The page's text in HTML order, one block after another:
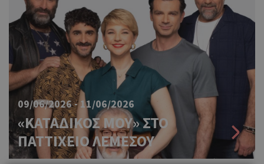
COLLECTIONS
STORIES
NEWS
09/06/2026 - 11/06/2026
«ΚΑΤΑΔΙΚΟΣ ΜΟΥ» ΣΤΟ
ΠΑΤΤΙΧΕΙΟ ΛΕΜΕΣΟΥ